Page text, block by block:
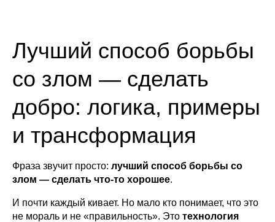
Лучший способ борьбы
со злом — сделать
добро: логика, примеры
и трансформация
Фраза звучит просто: лучший способ борьбы со
злом — сделать что-то хорошее.
И почти каждый кивает. Но мало кто понимает, что это
не мораль и не «правильность». Это технология